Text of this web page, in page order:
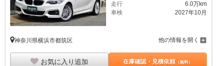
走行
6.0万km
車検
2027年10月
神奈川県横浜市都筑区 他の情報を開く
お気に入り追加 在庫確認・見積依頼（無料）